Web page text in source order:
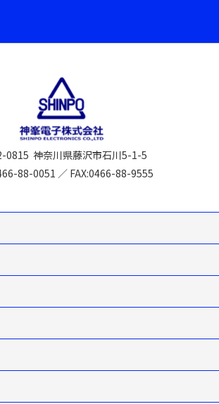
0815 神奈川県藤沢市石川5-1-5
88-0051 ／ FAX:0466-88-9555